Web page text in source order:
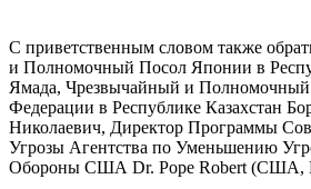
С приветственным словом также
и Полномочный Посол Японии в
Ямада, Чрезвычайный и Полномочный
Федерации в Республике Казахстан
Николаевич, Директор Программы
Угрозы Агентства по Уменьшению
Обороны США Dr. Pope Robert (США,